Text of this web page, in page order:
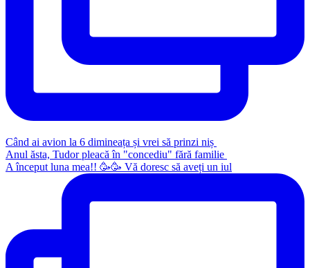
Când ai avion la 6 dimineața și vrei să prinzi niș
Anul ăsta, Tudor pleacă în "concediu" fără familie
A început luna mea!! 🥳🥳 Vă doresc să aveți un iul